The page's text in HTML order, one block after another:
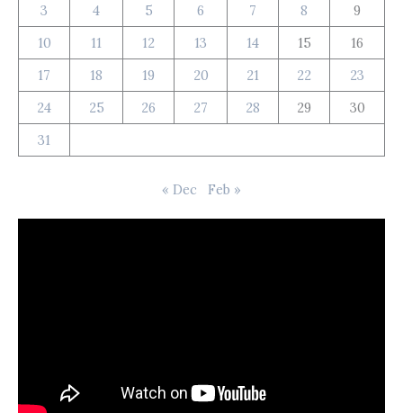
3
4 5 6 7 8
9
10
11 12 13 14 15
16
17
18 19 20 21 22
23
24
25 26 27 28 29
30
31
« Dec Feb »